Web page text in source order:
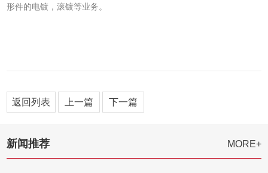
形件的电镀，滚镀等业务。
返回列表 上一篇 下一篇
新闻推荐 MORE+